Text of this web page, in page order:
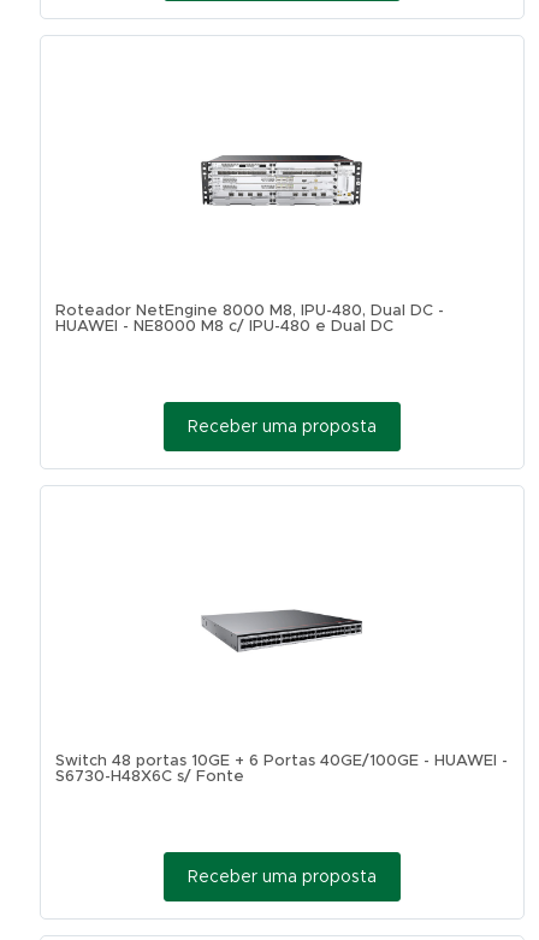
Roteador NetEngine 8000 M8, IPU-480, Dual DC -
HUAWEI - NE8000 M8 c/ IPU-480 e Dual DC
Receber uma proposta
Switch 48 portas 10GE + 6 Portas 40GE/100GE - HUAWEI -
S6730-H48X6C s/ Fonte
Receber uma proposta